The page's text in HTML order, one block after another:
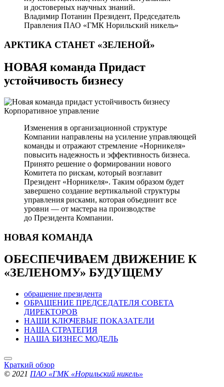
и достоверных научных знаний.
Владимир Потанин Президент, Председатель
Правления ПАО «ГМК Норильский никель»
АРКТИКА СТАНЕТ «ЗЕЛЕНОЙ»
НОВАЯ команда Придаст
устойчивость бизнесу
Корпоративное управление
Изменения в организационной структуре
Компании направлены на усиление управляющей
команды и отражают стремление «Норникеля»
повысить надежность и эффективность бизнеса.
Принято решение о формировании нового
Комитета по рискам, который возглавит
Президент «Норникеля». Таким образом будет
завершено создание вертикальной структуры
управления рисками, которая объединит все
уровни — от мастера на производстве
до Президента Компании.
НОВАЯ КОМАНДА
ОБЕСПЕЧИВАЕМ ДВИЖЕНИЕ К
«ЗЕЛЕНОМУ» БУДУЩЕМУ
обращение президента
ОБРАЩЕНИЕ ПРЕДСЕДАТЕЛЯ СОВЕТА
ДИРЕКТОРОВ
НАШИ КЛЮЧЕВЫЕ ПОКАЗАТЕЛИ
НАША СТРАТЕГИЯ
НАША БИЗНЕС МОДЕЛЬ
Краткий обзор
© 2021 ПАО «ГМК «Норильский никель»